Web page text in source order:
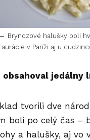
Bryndzové halušky boli
v Paríži aj u
obsahoval jedálny
tvorili dve
boli po celý čas –
a halušky, aj vo